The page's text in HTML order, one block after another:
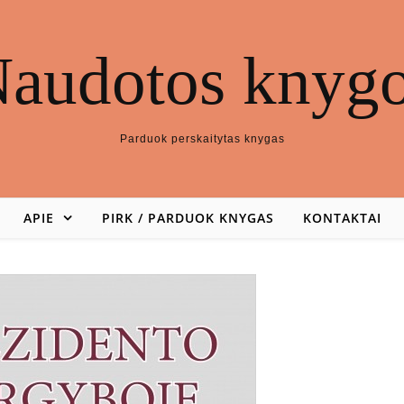
Parduok perskaitytas knygas
APIE PIRK / PARDUOK KNYGAS KONTAKTAI